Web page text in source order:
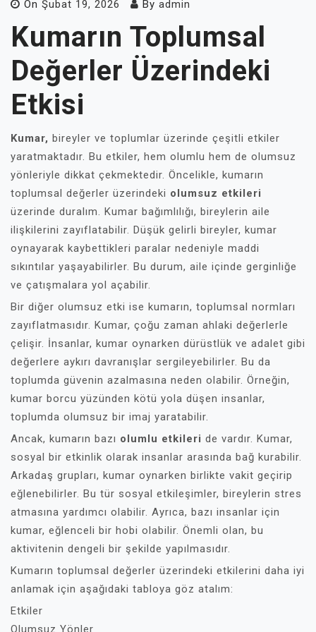
On Şubat 19, 2026 By admin
Kumarın Toplumsal
Değerler Üzerindeki
Etkisi
Kumar, bireyler ve toplumlar üzerinde çeşitli etkiler
yaratmaktadır. Bu etkiler, hem olumlu hem de olumsuz
yönleriyle dikkat çekmektedir. Öncelikle, kumarın
toplumsal değerler üzerindeki olumsuz etkileri
üzerinde duralım. Kumar bağımlılığı, bireylerin aile
ilişkilerini zayıflatabilir. Düşük gelirli bireyler, kumar
oynayarak kaybettikleri paralar nedeniyle maddi
sıkıntılar yaşayabilirler. Bu durum, aile içinde gerginliğe
ve çatışmalara yol açabilir.
Bir diğer olumsuz etki ise kumarın, toplumsal normları
zayıflatmasıdır. Kumar, çoğu zaman ahlaki değerlerle
çelişir. İnsanlar, kumar oynarken dürüstlük ve adalet gibi
değerlere aykırı davranışlar sergileyebilirler. Bu da
toplumda güvenin azalmasına neden olabilir. Örneğin,
kumar borcu yüzünden kötü yola düşen insanlar,
toplumda olumsuz bir imaj yaratabilir.
Ancak, kumarın bazı olumlu etkileri de vardır. Kumar,
sosyal bir etkinlik olarak insanlar arasında bağ kurabilir.
Arkadaş grupları, kumar oynarken birlikte vakit geçirip
eğlenebilirler. Bu tür sosyal etkileşimler, bireylerin stres
atmasına yardımcı olabilir. Ayrıca, bazı insanlar için
kumar, eğlenceli bir hobi olabilir. Önemli olan, bu
aktivitenin dengeli bir şekilde yapılmasıdır.
Kumarın toplumsal değerler üzerindeki etkilerini daha iyi
anlamak için aşağıdaki tabloya göz atalım:
Etkiler
Olumsuz Yönler